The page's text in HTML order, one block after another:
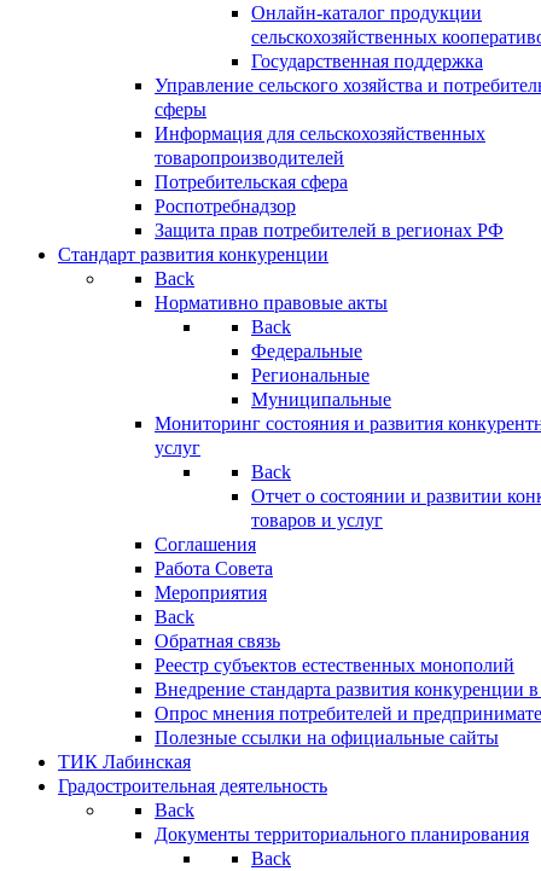
Онлайн-каталог продукции
сельскохозяйственных
Государственная поддержка
Управление сельского хозяйства и
сферы
Информация для сельскохозяйственных
товаропроизводителей
Потребительская сфера
Роспотребнадзор
Защита прав потребителей в регионах РФ
Стандарт развития конкуренции
Back
Нормативно правовые акты
Back
Федеральные
Региональные
Муниципальные
Мониторинг состояния и развития
услуг
Back
Отчет о состоянии и развитии
товаров и услуг
Соглашения
Работа Совета
Мероприятия
Back
Обратная связь
Реестр субъектов естественных монополий
Внедрение стандарта развития конкуренции
Опрос мнения потребителей и
Полезные ссылки на официальные сайты
ТИК Лабинская
Градостроительная деятельность
Back
Документы территориального планирования
Back